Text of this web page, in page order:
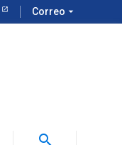
Correo arrow_drop_down
search